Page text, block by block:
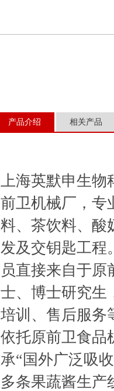
产品介绍 相关产品
上海英默申生物
前卫机械厂，专
料、茶饮料、酸
发及交钥匙工程
员直接来自于
士、博士研究生
培训、售后服务
依托原前卫食品
承“国外广泛吸
多条果蔬酱生产